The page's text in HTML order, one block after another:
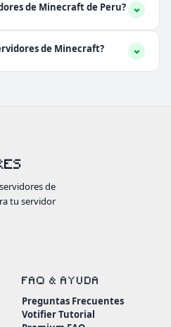
de Minecraft de Peru?
de Minecraft?
de
tu servidor
FAQ & AYUDA
Preguntas Frecuentes
Votifier Tutorial